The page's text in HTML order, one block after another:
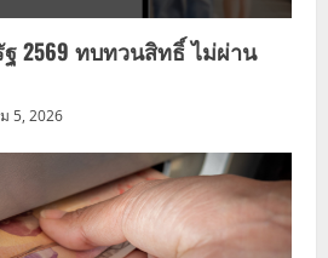
2569 ทบทวนสิทธิ์ ไม่ผ่าน
5, 2026